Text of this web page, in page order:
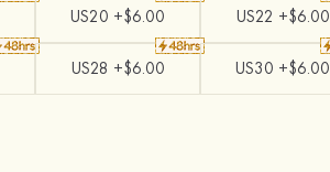
US20 +$6.00 US22 +$6.00
US28 +$6.00 US30 +$6.00